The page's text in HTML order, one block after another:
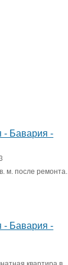
- Бавария -
м. после ремонта.
- Бавария -